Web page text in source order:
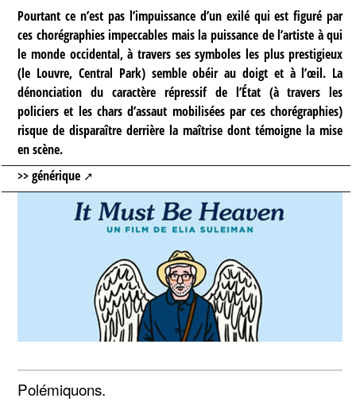
Pourtant ce n’est pas l’impuissance d’un exilé qui est figuré par
ces chorégraphies impeccables mais la puissance de l’artiste à qui
le monde occidental, à travers ses symboles les plus prestigieux
(le Louvre, Central Park) semble obéir au doigt et à l’œil. La
dénonciation du caractère répressif de l’État (à travers les
policiers et les chars d’assaut mobilisées par ces chorégraphies)
risque de disparaître derrière la maîtrise dont témoigne la mise
en scène.
>> générique
Polémiquons.